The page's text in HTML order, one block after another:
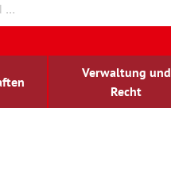
Verwaltung und
Recht